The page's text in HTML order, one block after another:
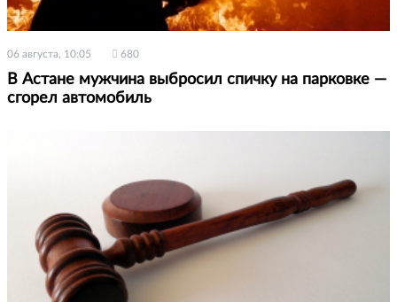
06 августа, 10:05 680
В Астане мужчина выбросил спичку на парковке —
сгорел автомобиль